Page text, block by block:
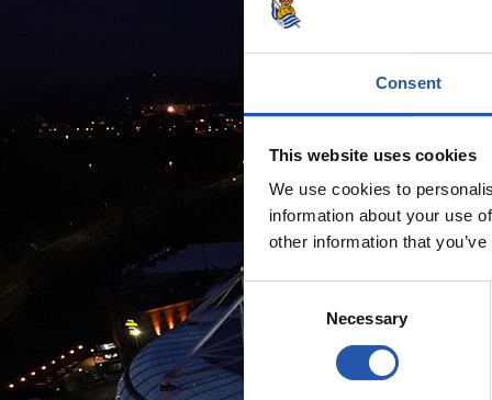
Consent
This website uses cookies
We use cookies to
information about your use
other information that
Consent
Selection
Necessary